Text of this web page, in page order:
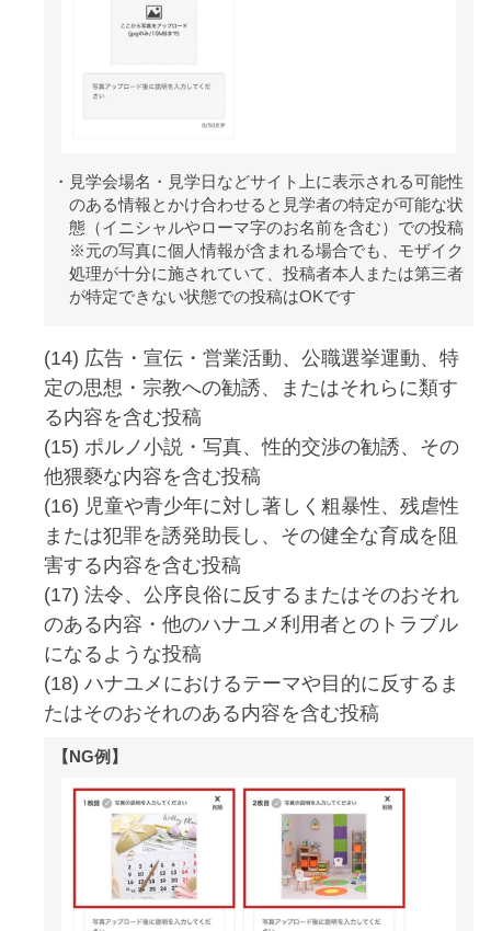
見学会場名・見学日などサイト上に表示される可能性
のある情報とかけ合わせると見学者の特定が可能な状
態（イニシャルやローマ字のお名前を含む）での投稿
※元の写真に個人情報が含まれる場合でも、モザイク
処理が十分に施されていて、投稿者本人または第三者
が特定できない状態での投稿はOKです
(14) 広告・宣伝・営業活動、公職選挙運動、特
定の思想・宗教への勧誘、またはそれらに類す
る内容を含む投稿
(15) ポルノ小説・写真、性的交渉の勧誘、その
他猥褻な内容を含む投稿
(16) 児童や青少年に対し著しく粗暴性、残虐性
または犯罪を誘発助長し、その健全な育成を阻
害する内容を含む投稿
(17) 法令、公序良俗に反するまたはそのおそれ
のある内容・他のハナユメ利用者とのトラブル
になるような投稿
(18) ハナユメにおけるテーマや目的に反するま
たはそのおそれのある内容を含む投稿
【NG例】